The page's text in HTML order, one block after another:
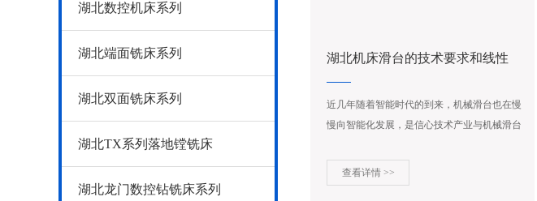
湖北数控机床系列
湖北端面铣床系列
湖北双面铣床系列
湖北TX系列落地镗铣床
湖北龙门数控钻铣床系列
湖北机床滑台的技术要求和线性
模组的应用
近几年随着智能时代的到来，机械滑台也在慢
慢向智能化发展，是信心技术产业与机械滑台
查看详情 >>